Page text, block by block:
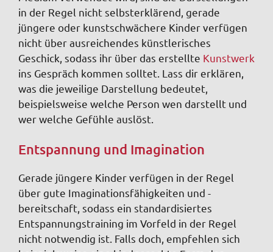
in der Regel nicht selbst­erklärend, gerade
jüngere oder kunstschwächere Kinder verfügen
nicht über ausreichendes künstlerisches
Geschick, sodass ihr über das erstellte Kunstwerk
ins Gespräch kommen solltet. Lass dir erklären,
was die jeweilige Darstellung bedeutet,
beispielsweise welche Person wen darstellt und
wer welche Gefühle auslöst.
Entspannung und Imagination
Gerade jüngere Kinder verfügen in der Regel
über gute Imaginationsfähigkeiten und -
bereitschaft, sodass ein standardisiertes
Entspannungstraining im Vorfeld in der Regel
nicht notwendig ist. Falls doch, empfehlen sich